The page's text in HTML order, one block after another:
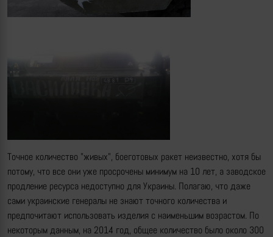
Точное количество "живых", боеготовых ракет неизвестно, хотя бы
потому, что все они уже просрочены минимум на 10 лет, а заводское
продление ресурса недоступно для Украины. Полагаю, что даже
сами украинские генералы не знают точного количества и
предпочитают использовать изделия с наименьшим возрастом. По
некоторым данным, на 2014 год, общее количество было около 300